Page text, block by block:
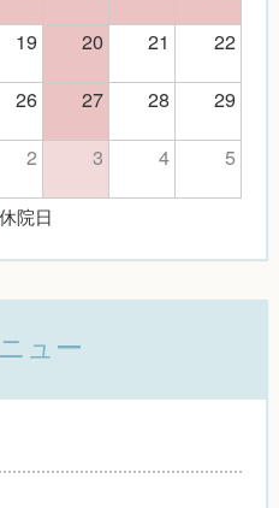
19 20 21
22
26 27 28
29
2 3 4 5
休院日
ュー